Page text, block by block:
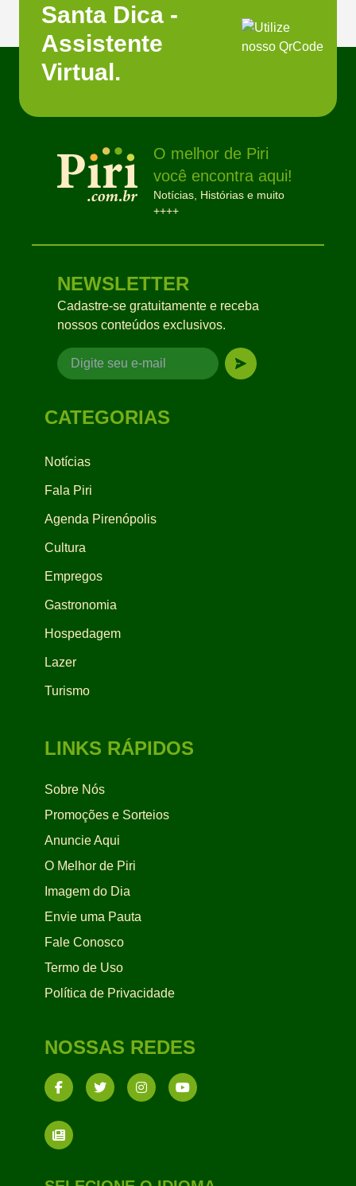
Santa Dica -
Assistente
Virtual.
O melhor de Piri
você encontra aqui!
Notícias, Histórias e muito
++++
NEWSLETTER
Cadastre-se gratuitamente e receba
nossos conteúdos exclusivos.
CATEGORIAS
Notícias
Fala Piri
Agenda Pirenópolis
Cultura
Empregos
Gastronomia
Hospedagem
Lazer
Turismo
LINKS RÁPIDOS
Sobre Nós
Promoções e Sorteios
Anuncie Aqui
O Melhor de Piri
Imagem do Dia
Envie uma Pauta
Fale Conosco
Termo de Uso
Política de Privacidade
NOSSAS REDES